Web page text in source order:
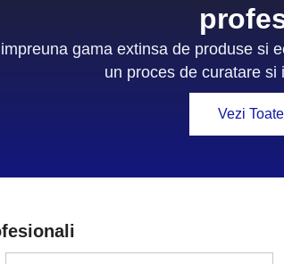
gama extinsa de produse si
un proces de curatare si
Vezi